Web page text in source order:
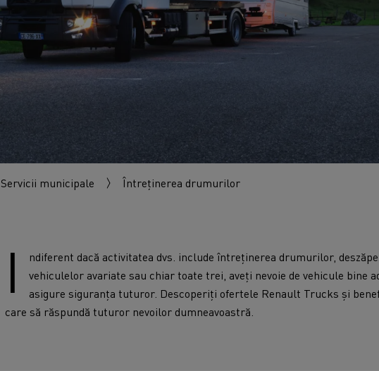
Master Red Edition
Spania
Servicii municipale Întreținerea drumurilor
I
ndiferent dacă activitatea dvs. include întreținerea drumurilor,
vehiculelor avariate sau chiar toate trei, aveți nevoie de vehicule bine
asigure siguranța tuturor. Descoperiți ofertele Renault Trucks și
care să răspundă tuturor nevoilor dumneavoastră.